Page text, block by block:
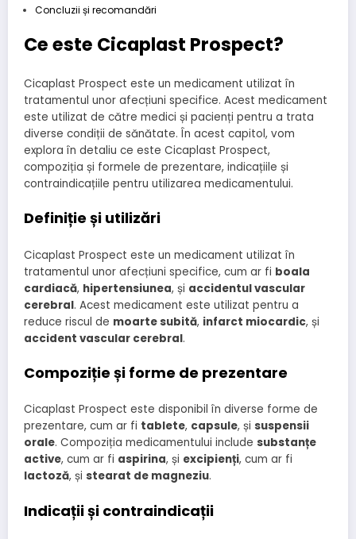
Concluzii și recomandări
Ce este Cicaplast Prospect?
Cicaplast Prospect este un medicament utilizat în
tratamentul unor afecțiuni specifice. Acest medicament
este utilizat de către medici și pacienți pentru a trata
diverse condiții de sănătate. În acest capitol, vom
explora în detaliu ce este Cicaplast Prospect,
compoziția și formele de prezentare, indicațiile și
contraindicațiile pentru utilizarea medicamentului.
Definiție și utilizări
Cicaplast Prospect este un medicament utilizat în
tratamentul unor afecțiuni specifice, cum ar fi boala
cardiacă, hipertensiunea, și accidentul vascular
cerebral. Acest medicament este utilizat pentru a
reduce riscul de moarte subită, infarct miocardic, și
accident vascular cerebral.
Compoziție și forme de prezentare
Cicaplast Prospect este disponibil în diverse forme de
prezentare, cum ar fi tablete, capsule, și suspensii
orale. Compoziția medicamentului include substanțe
active, cum ar fi aspirina, și excipienți, cum ar fi
lactoză, și stearat de magneziu.
Indicații și contraindicații